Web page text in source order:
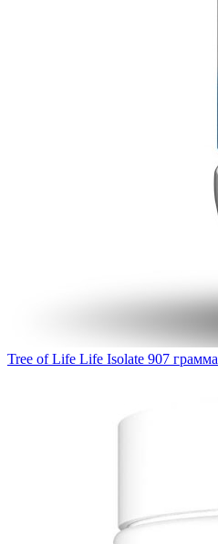
Tree of Life Life Isolate 907 грамма